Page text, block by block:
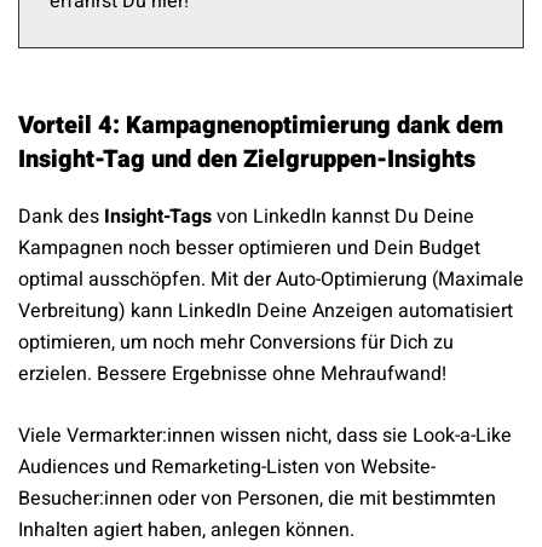
Vorteil 4: Kampagnenoptimierung dank dem
Insight-Tag und den Zielgruppen-Insights
Dank des Insight-Tagsvon LinkedIn kannst Du Deine
Kampagnen noch besser optimieren und Dein Budget
optimal ausschöpfen. Mit der Auto-Optimierung (Maximale
Verbreitung) kann LinkedIn Deine Anzeigen automatisiert
optimieren, um noch mehr Conversions für Dich zu
erzielen. Bessere Ergebnisse ohne Mehraufwand!
Viele Vermarkter:innen wissen nicht, dass sie Look-a-Like
Audiences und Remarketing-Listen von Website-
Besucher:innen oder von Personen, die mit bestimmten
Inhalten agiert haben, anlegen können.